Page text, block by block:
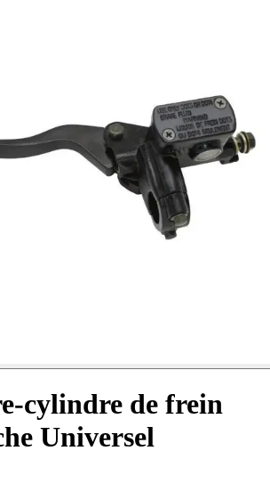
cylindre de frein
Universel